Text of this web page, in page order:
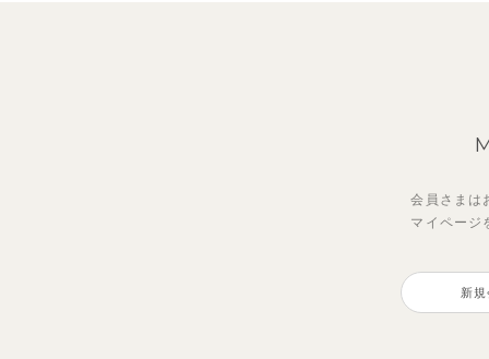
ス
ンツ
ーカラー半袖トップス＆ハーフパ
シ
ンツ
会員さまは
マイページ
新